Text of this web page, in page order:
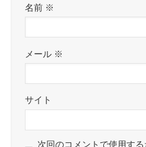
名前 ※
メール ※
サイト
次回のコメントで使用す